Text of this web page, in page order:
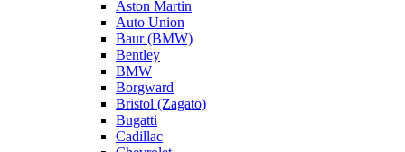
Aston Martin
Auto Union
Baur (BMW)
Bentley
BMW
Borgward
Bristol (Zagato)
Bugatti
Cadillac